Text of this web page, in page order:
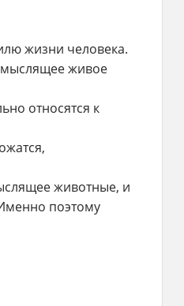
жизни человека.
мыслящее живое
относятся к
животные, и
поэтому